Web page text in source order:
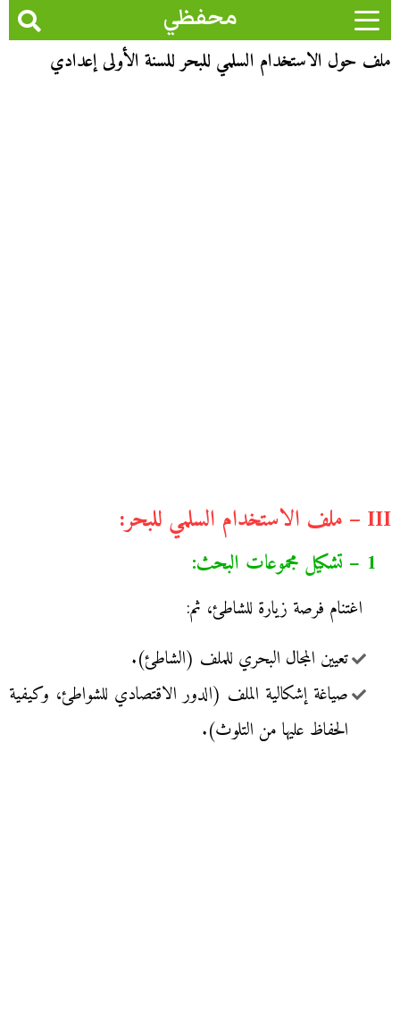
محفظي
ملف حول الاستخدام السلمي للبحر للسنة الأولى إعدادي
III – ملف الاستخدام السلمي للبحر:
1 – تشكيل مجموعات البحث:
اغتنام فرصة زيارة للشاطئ، ثم:
تعيين المجال البحري للملف (الشاطئ).
صياغة إشكالية الملف (الدور الاقتصادي للشواطئ، وكيفية
الحفاظ عليها من التلوث).